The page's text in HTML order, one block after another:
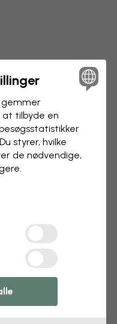
gemmer
at tilbyde en
styrer, hvilke
de nødvendige,